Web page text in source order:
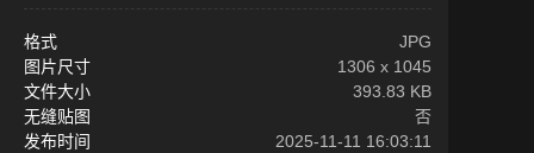
格式
JPG
图片尺寸
1306 x 1045
文件大小
393.83 KB
无缝贴图
否
发布时间
2025-11-11 16:03:11